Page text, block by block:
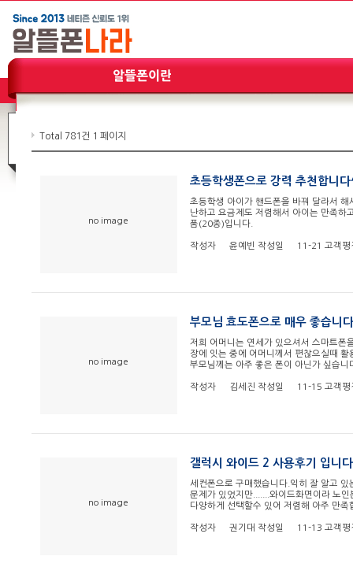
Total 781건 1 페이지
no image
초등학생폰으로 강력 추천합니
초등학생 아이가 핸드폰을 바꿔 달라서
난하고 요금제도 저렴해서 아이는 만족
품(20종)입니다.​​
작성자 윤예빈 작성일 11-21 고객평
no image
부모님 효도폰으로 매우 좋습니
저희 어머니는 연세가 있으셔서 스마트폰
장에 잇는 중에 어머니께서 편찮으실때
부모님께는 아주 좋은 폰이 아닌가 싶
작성자 김세진 작성일 11-15 고객평
no image
갤럭시 와이드 2 사용후기 입니
세컨폰으로 구매했습니다.익히 잘 알고
문제가 있었지만.......와이드화면이라 노
다양하게 선택할수 있어 저렴해 아주 만
작성자 권기대 작성일 11-13 고객평